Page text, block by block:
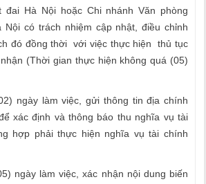
đai Hà Nội hoặc Chi nhánh Văn phòng
Nội có trách nhiệm cập nhật, điều chỉnh
đó đồng thời với việc thực hiện thủ tục
(Thời gian thực hiện không quá (05)
ngày làm việc, gửi thông tin địa chính
xác định và thông báo thu nghĩa vụ tài
hợp phải thực hiện nghĩa vụ tài chính
ngày làm việc, xác nhận nội dung biến